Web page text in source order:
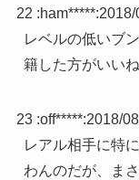
22 :ham*****:2018/
レベルの低いブ
籍した方がいいね
23 :off*****:2018/
レアル相手に特
わんのだが、ま